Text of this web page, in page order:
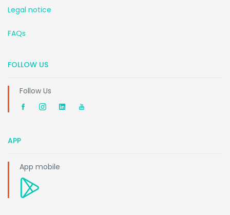
Legal notice
FAQs
FOLLOW US
Follow Us
APP
App mobile